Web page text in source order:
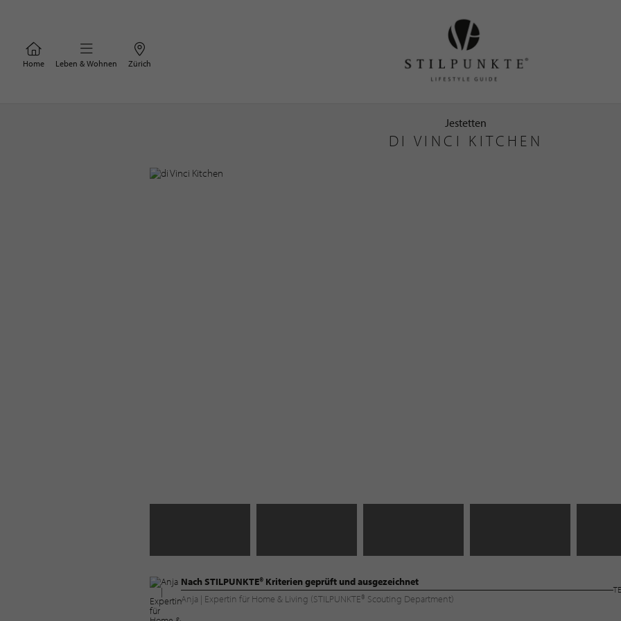
Home Leben & Wohnen Zürich
DI VINCI KITCHEN
Jestetten
Nach STILPUNKTE® Kriterien geprüft und ausgezeichnet
Anja | Expertin für Home & Living (STILPUNKTE® Scouting Department)